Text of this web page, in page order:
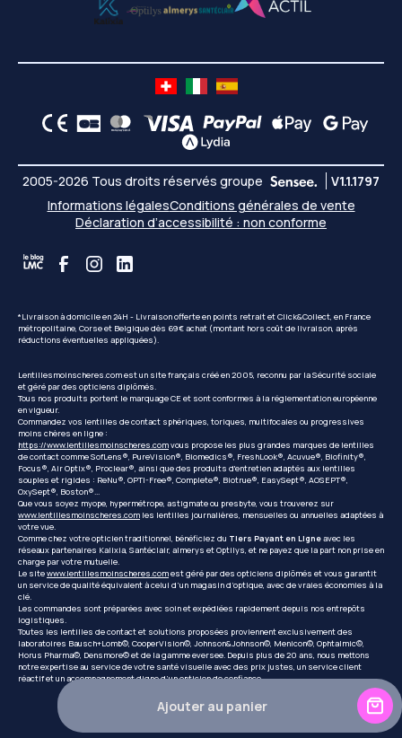
Ajouter au panier
2005-2026 Tous droits réservés groupe
V1.1.1797
Informations légalesConditions générales de vente
Déclaration d’accessibilité : non conforme
*Livraison à domicile en 24H - Livraison offerte en points retrait et Click&Collect, en France
métropolitaine, Corse et Belgique dès 69€ achat (montant hors coût de livraison, après
réductions éventuelles appliquées).
Lentillesmoinscheres.com est un site français créé en 2005, reconnu par la Sécurité sociale
et géré par des opticiens diplômés.
Tous nos produits portent le marquage CE et sont conformes à la réglementation européenne
en vigueur.
Commandez vos lentilles de contact sphériques, toriques, multifocales ou progressives
moins chères en ligne :
https://www.lentillesmoinscheres.comvous propose les plus grandes marques de lentilles
de contact comme SofLens®, PureVision®, Biomedics®, FreshLook®, Acuvue®, Biofinity®,
Focus®, Air Optix®, Proclear®, ainsi que des produits d'entretien adaptés aux lentilles
souples et rigides : ReNu®, OPTI-Free®, Complete®, Biotrue®, EasySept®, AOSEPT®,
OxySept®, Boston®...
Que vous soyez myope, hypermétrope, astigmate ou presbyte, vous trouverez sur
www.lentillesmoinscheres.com les lentilles journalières, mensuelles ou annuelles adaptées à
votre vue.
Comme chez votre opticien traditionnel, bénéficiez du Tiers Payant en Ligneavec les
réseaux partenaires Kalixia, Santéclair, almerys et Optilys, et ne payez que la part non prise en
charge par votre mutuelle.
Le sitewww.lentillesmoinscheres.comest géré par des opticiens diplômés et vous garantit
un service de qualité équivalent à celui d’un magasin d’optique, avec de vraies économies à la
clé.
Les commandes sont préparées avec soin et expédiées rapidement depuis nos entrepôts
logistiques.
Toutes les lentilles de contact et solutions proposées proviennent exclusivement des
laboratoires Bausch+Lomb©, CooperVision©, Johnson&Johnson©, Menicon©, Ophtalmic©,
Horus Pharma©, Densmore© et de la gamme eversee. Depuis plus de 20 ans, nous mettons
notre expertise au service de votre santé visuelle avec des prix justes, un service client
réactif et un accompagnement digne d’un opticien de confiance.